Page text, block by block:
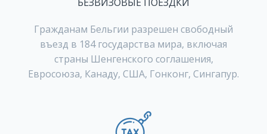
Гражданам Бельгии разрешен свободный
въезд в 184 государства мира, включая
страны Шенгенского соглашения,
Евросоюза, Канаду, США, Гонконг, Сингапур.